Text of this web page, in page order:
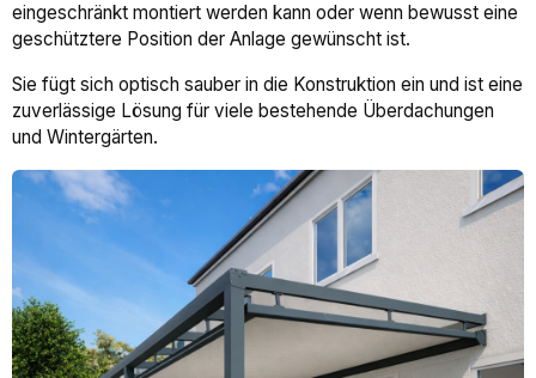
eingeschränkt montiert werden kann oder wenn bewusst eine
geschütztere Position der Anlage gewünscht ist.
Sie fügt sich optisch sauber in die Konstruktion ein und ist eine
zuverlässige Lösung für viele bestehende Überdachungen
und Wintergärten.